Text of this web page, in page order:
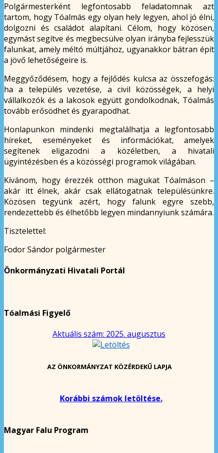
Polgármesterként legfontosabb feladatomnak azt
tartom, hogy Tóalmás egy olyan hely legyen, ahol jó élni,
dolgozni és családot alapítani. Célom, hogy közösen,
egymást segítve és megbecsülve olyan irányba fejlesszük
falunkat, amely méltó múltjához, ugyanakkor bátran épít
a jövő lehetőségeire is.
Meggyőződésem, hogy a fejlődés kulcsa az összefogás:
ha a település vezetése, a civil közösségek, a helyi
vállalkozók és a lakosok együtt gondolkodnak, Tóalmás
tovább erősödhet és gyarapodhat.
Honlapunkon mindenki megtalálhatja a legfontosabb
híreket, eseményeket és információkat, amelyek
segítenek eligazodni a közéletben, a hivatali
ügyintézésben és a közösségi programok világában.
Kívánom, hogy érezzék otthon magukat Tóalmáson –
akár itt élnek, akár csak ellátogatnak településünkre.
Közösen tegyünk azért, hogy falunk egyre szebb,
rendezettebb és élhetőbb legyen mindannyiunk számára.
Tisztelettel:
Fodor Sándor polgármester
Önkormányzati Hivatali Portál
Tóalmási Figyelő
Aktuális szám: 2025. augusztus
AZ ÖNKORMÁNYZAT KÖZÉRDEKŰ LAPJA
Korábbi számok letöltése.
Magyar Falu Program